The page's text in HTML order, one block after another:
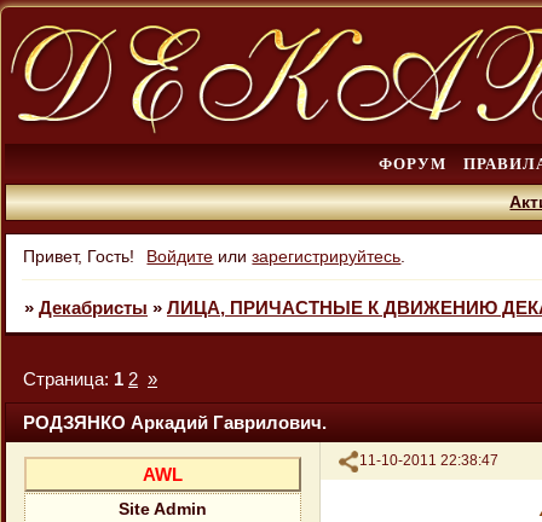
ФОРУМ
Привет, Гость! Войдите илизарегистрируйтесь
» Декабристы » ЛИЦА, ПРИЧАСТНЫЕ К ДВИЖЕНИЮ
РОДЗЯНКО Аркадий Гаврилович.
Страница: 1 2 »
Поделиться
11-10-2011 22:38:47
AWL
Site Admin